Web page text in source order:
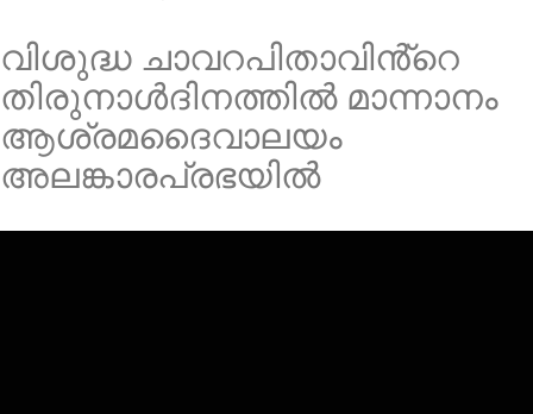
വിശുദ്ധ ചാവറപിതാവിൻ്റെ
തിരുനാൾദിനത്തിൽ മാന്നാനം
ആശ്രമദൈവാലയം
അലങ്കാരപ്രഭയിൽ